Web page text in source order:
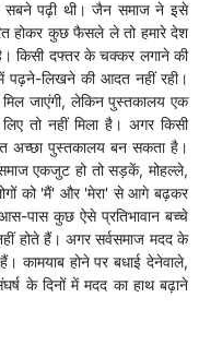
सबने पढ़ी थी। जैन समाज ने इसे
होकर कुछ फैसले ले तो हमारे देश
किसी दफ्तर के चक्कर लगाने की
पढ़ने-लिखने की आदत नहीं रही।
जाएंगी, लेकिन पुस्तकालय एक
तो नहीं मिला है। अगर किसी
अच्छा पुस्तकालय बन सकता है।
एकजुट हो तो सड़कें, मोहल्ले,
को 'मैं' और 'मेरा' से आगे बढ़कर
आस-पास कुछ ऐसे प्रतिभावान बच्चे
होते हैं। अगर सर्वसमाज मदद के
कामयाब होने पर बधाई देनेवाले,
के दिनों में मदद का हाथ बढ़ाने